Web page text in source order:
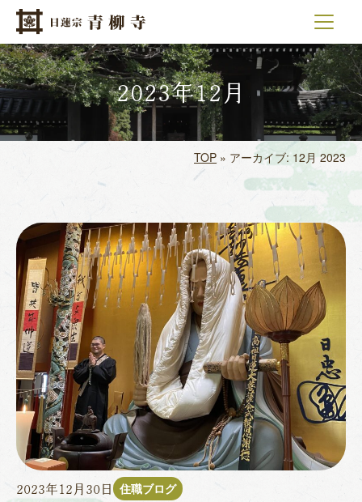
コンテンツへスキップ
メインナビゲーション
2023年12月
TOP » アーカイブ: 12月 2023
2023年12月30日 住職ブログ